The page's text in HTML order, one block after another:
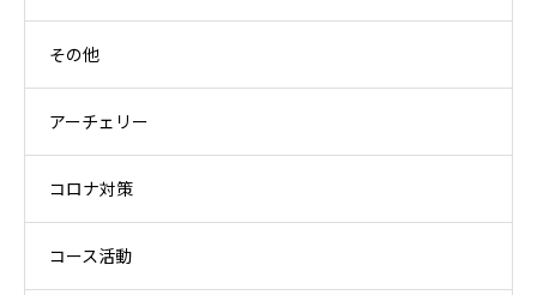
その他
アーチェリー
コロナ対策
コース活動